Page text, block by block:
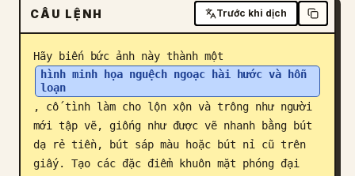
Tải xuống
Blog
Cập nhật
CÂU LỆNH Trước khi dịch
Hãy biến bức ảnh này thành một
hình minh họa nguệch ngoạc hài hước và hỗn
loạn
, cố tình làm cho lộn xộn và trông như người
mới tập vẽ, giống như được vẽ nhanh bằng bút
dạ rẻ tiền, bút sáp màu hoặc bút nỉ cũ trên
giấy. Tạo các đặc điểm khuôn mặt phóng đại